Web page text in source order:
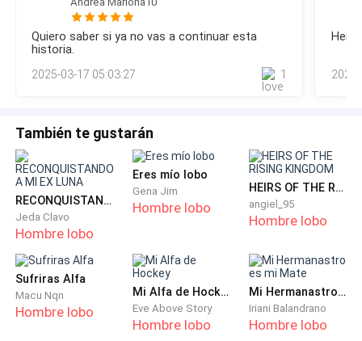
una misión y esa es acabar con el Alpha emperador,
juro que traeré su cabeza ante mi superior y si lo
logro él me dará respuesta de quien soy…
trivialidades que no me interesaban. Risas falsas,
conversaciones vacías y la constante pretensión de
mantener el control absoluto. Sin embargo, la mención de
Della, en los labios equivocados, hizo que mi paciencia se
desmoronara.Cassius se acercó nuevamente con su ha
Quiero saber si ya no vas a continuar esta
historia.
2025-03-17 05:03:27
1
También te gustarán
RECONQUISTANDO A MI EX LUNA
Jeda Clavo
Hombre lobo
Eres mío lobo
Gena Jim
Hombre lobo
HEIRS OF THE RISING KINGDOM
angiel_95
Hombre lobo
Sufriras Alfa
Macu Nqn
Hombre lobo
Mi Alfa de Hockey
Eve Above Story
Hombre lobo
Mi Hermanastro es mi Mate
Iriani Balandrano
Hombre lobo